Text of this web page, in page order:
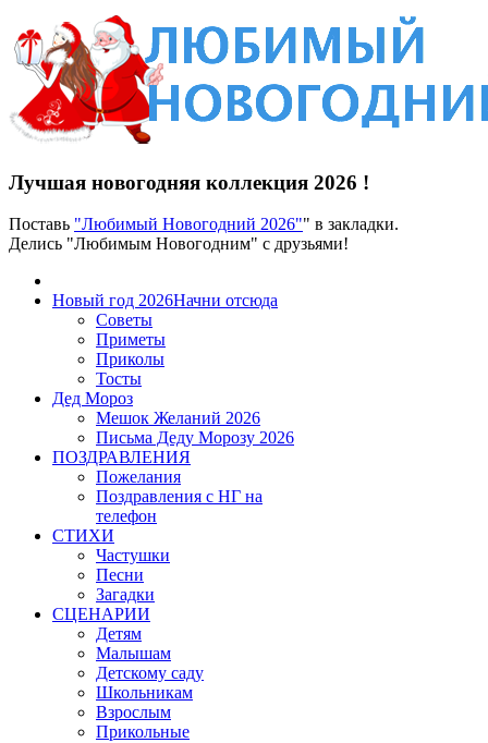
Лучшая новогодняя коллекция 2026 !
Поставь "Любимый Новогодний 2026"" в закладки.
Делись "Любимым Новогодним" с друзьями!
Новый год 2026Начни отсюда
Советы
Приметы
Приколы
Тосты
Дед Мороз
Мешок Желаний 2026
Письма Деду Морозу 2026
ПОЗДРАВЛЕНИЯ
Пожелания
Поздравления с НГ на
телефон
СТИХИ
Частушки
Песни
Загадки
СЦЕНАРИИ
Детям
Малышам
Детскому саду
Школьникам
Взрослым
Прикольные